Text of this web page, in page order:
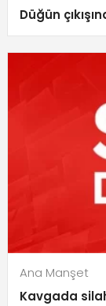
Düğün
Ana Manşet
Kavgada